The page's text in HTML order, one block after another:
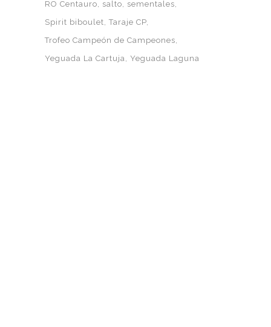
RO Centauro
salto
sementales
Spirit biboulet Taraje CP
Trofeo Campeón de Campeones
Yeguada La Cartuja Yeguada Laguna